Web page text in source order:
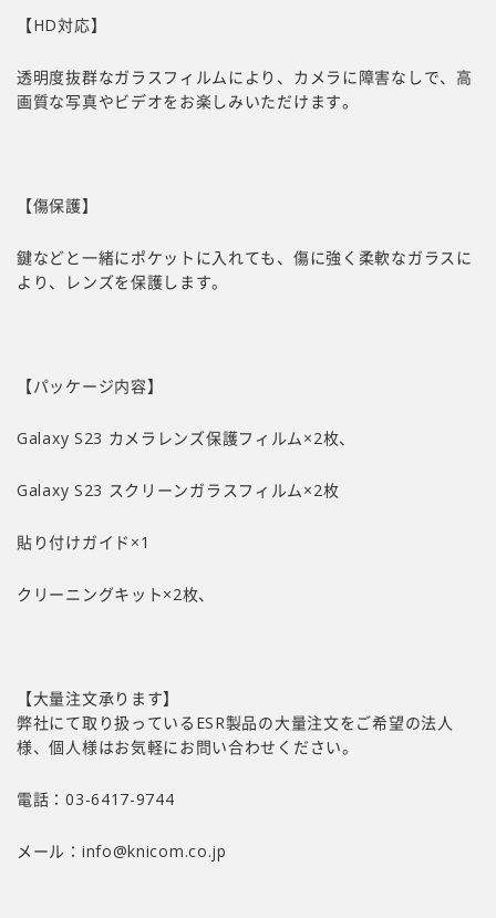
【HD対応】
透明度抜群なガラスフィルムにより、カメラに障害なしで、高
画質な写真やビデオをお楽しみいただけます。
【傷保護】
鍵などと一緒にポケットに入れても、傷に強く柔軟なガラスに
より、レンズを保護します。
【パッケージ内容】
Galaxy S23 カメラレンズ保護フィルム×2枚、
Galaxy S23 スクリーンガラスフィルム×2枚
貼り付けガイド×1
クリーニングキット×2枚、
【大量注文承ります】
弊社にて取り扱っているESR製品の大量注文をご希望の法人
様、個人様はお気軽にお問い合わせください。
電話：03-6417-9744
メール： info@knicom.co.jp